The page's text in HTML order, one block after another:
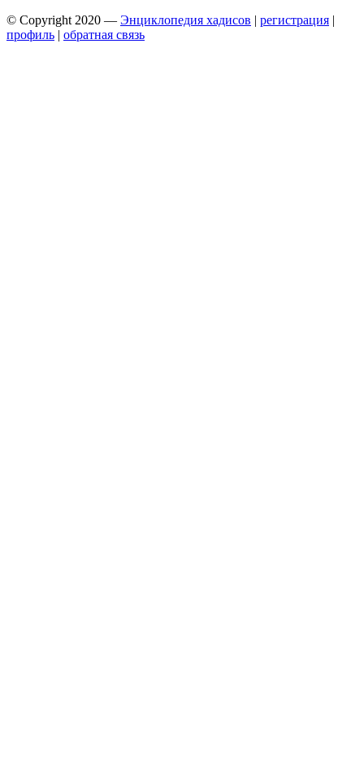
© Copyright 2020 — Энциклопедия хадисов | регистрация |
профиль | обратная связь